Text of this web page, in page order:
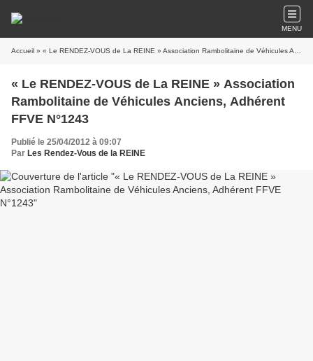
MENU
Accueil » « Le RENDEZ-VOUS de La REINE » Association Rambolitaine de Véhicules Anciens, Adhérent FFVE N°1243
« Le RENDEZ-VOUS de La REINE » Association
Rambolitaine de Véhicules Anciens, Adhérent
FFVE N°1243
Publié le 25/04/2012 à 09:07
Par Les Rendez-Vous de la REINE